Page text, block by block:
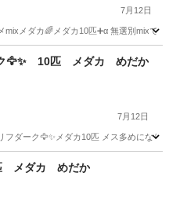
7月12日
mixメダカ🌈メダカ10匹➕α 無選別mixで
メダカ
ク🦅✨ 10匹 メダカ めだか
7月12日
フダーク🦅✨メダカ10匹 メス多めにな
レッドクリフ
メダカ めだか